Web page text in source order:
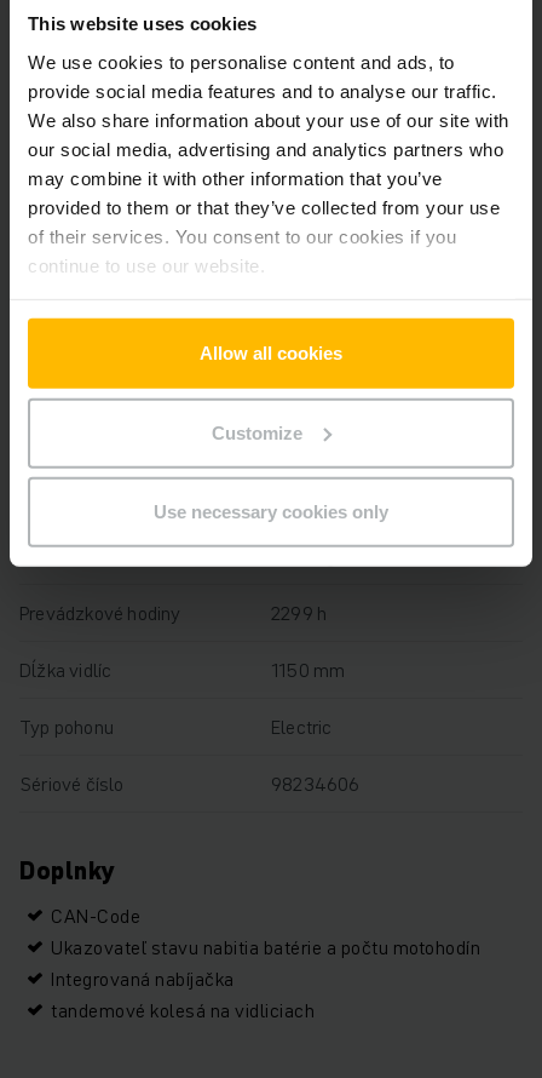
This website uses cookies
We use cookies to personalise content and ads, to
provide social media features and to analyse our traffic.
We also share information about your use of our site with
our social media, advertising and analytics partners who
may combine it with other information that you’ve
provided to them or that they’ve collected from your use
of their services. You consent to our cookies if you
continue to use our website.
Allow all cookies
Customize
Use necessary cookies only
Informácie o výrobku
Nasledujúca časť poskytuje komplexný prehľad technických
špecifikácií a vybavenia vozidla.
Technické údaje
Batéria
Nabíjač Áno, 24 V / 35 A
2019
122 mm
Nosnosť 1400 kg
Prevádzkové hodiny 2299 h
Dĺžka vidlíc 1150 mm
Typ pohonu Electric
Sériové číslo 98234606
Doplnky
CAN-Code
Ukazovateľ stavu nabitia batérie a počtu motohodín
Integrovaná nabíjačka
tandemové kolesá na vidliciach